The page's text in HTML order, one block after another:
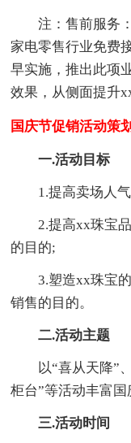
注：售前服务
家电零售行业免费
早实施，推出此项
效果，从侧面提升
国庆节促销活动策
一.活动目标
1.提高卖场人
2.提高xx珠宝
的目的;
3.塑造xx珠宝
销售的目的。
二.活动主题
以“喜从天降”
柜台”等活动丰富国
三.活动时间